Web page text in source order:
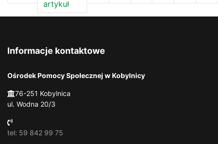
artykuł
Informacje kontaktowe
Ośrodek Pomocy Społecznej w Kobylnicy
76-251 Kobylnica
ul. Wodna 20/3
tel: 59 842 99 75